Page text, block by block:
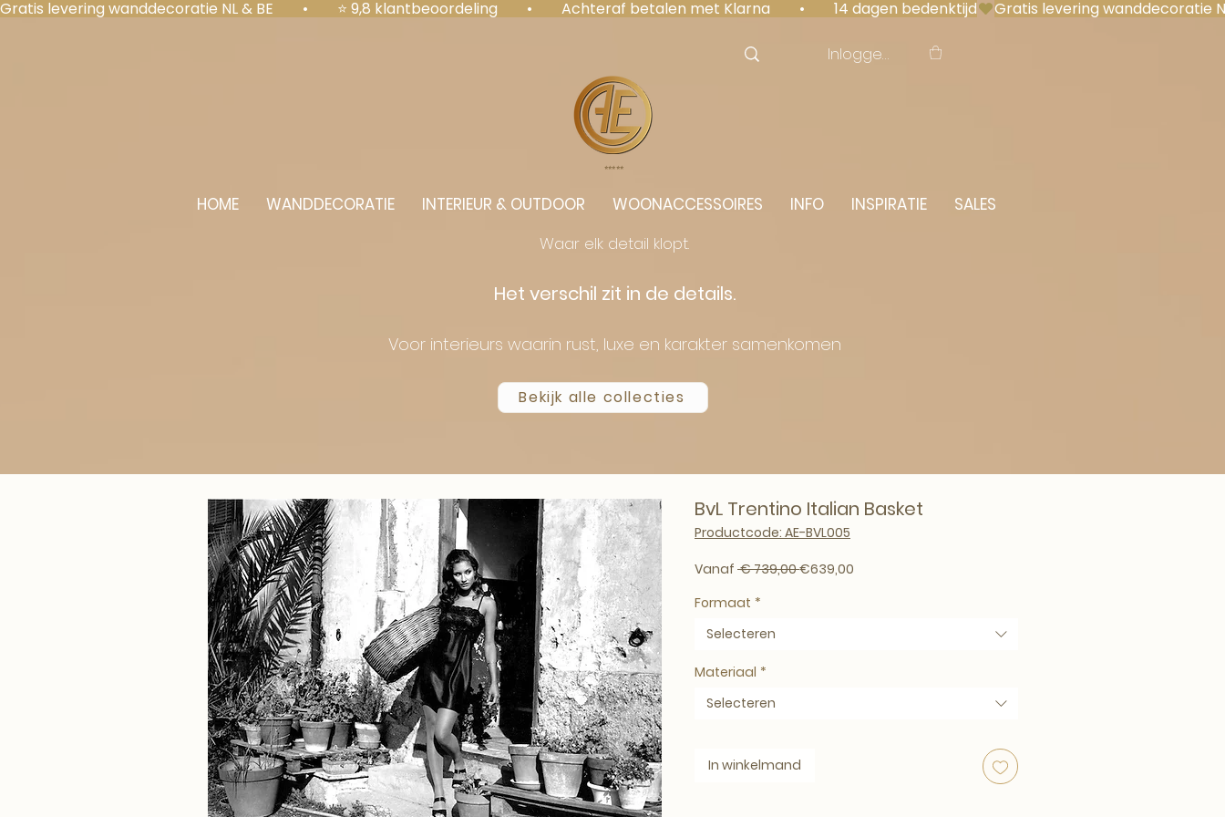
Gratis levering wanddecoratie NL & BE  •  ⭐ 9,8 klantbeoordeling  •  Achteraf betalen met Klarna  •  14 dagen bedenktijd
Inloggen
⭐️⭐️⭐️⭐️⭐️
HOME WANDDECORATIE INTERIEUR & OUTDOOR WOONACCESSOIRES INFO INSPIRATIE
SALES
Waar elk detail klopt.
Het verschil zit in de details.
Voor interieurs waarin rust, luxe en karakter samenkomen
Bekijk alle collecties
BvL Trentino Italian Basket
Productcode: AE-BVL005
Vanaf € 739,00 Normale prijs
€639,00
Formaat *
Selecteren
Materiaal *
Selecteren
In winkelmand